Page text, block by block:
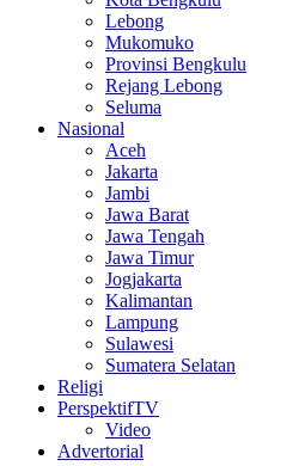
Lebong
Mukomuko
Provinsi Bengkulu
Rejang Lebong
Seluma
Nasional
Aceh
Jakarta
Jambi
Jawa Barat
Jawa Tengah
Jawa Timur
Jogjakarta
Kalimantan
Lampung
Sulawesi
Sumatera Selatan
Religi
PerspektifTV
Video
Advertorial